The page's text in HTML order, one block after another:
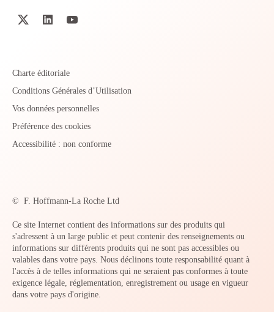
Charte éditoriale
Conditions Générales d’Utilisation
Vos données personnelles
Préférence des cookies
Accessibilité : non conforme
© F. Hoffmann-La Roche Ltd
Ce site Internet contient des informations sur des produits qui
s'adressent à un large public et peut contenir des renseignements ou
informations sur différents produits qui ne sont pas accessibles ou
valables dans votre pays. Nous déclinons toute responsabilité quant à
l'accès à de telles informations qui ne seraient pas conformes à toute
exigence légale, réglementation, enregistrement ou usage en vigueur
dans votre pays d'origine.